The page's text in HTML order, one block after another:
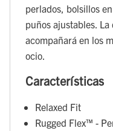
perlados, bolsillos
puños ajustables.
acompañará en los
ocio.
Características
Relaxed Fit
Rugged Flex™ -